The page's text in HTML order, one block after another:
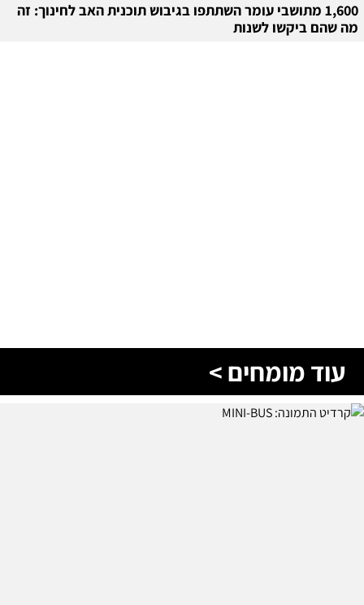
1,600 מתושבי עומר השתתפו בגיבוש תוכנית האב לחינוך: זה
מה שהם ביקשו לשנות
עוד מומחים >